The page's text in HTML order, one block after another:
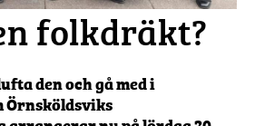
folkdräkt?
den och gå med i
Örnsköldsviks